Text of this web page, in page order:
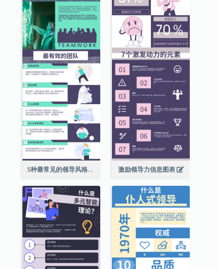
5种最常见的领导风格信息图表 激励领导力信息图表